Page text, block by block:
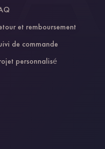
et remboursement
de commande
personnalisé